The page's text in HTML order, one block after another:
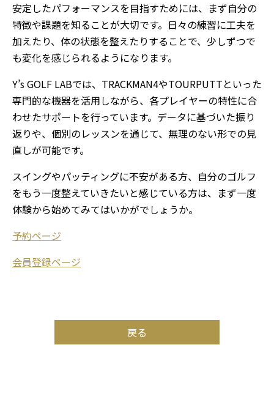
安定したパフォーマンスを目指すためには、まず自分の
特徴や課題を知ることが大切です。日々の練習に工夫を
加えたり、体の状態を整えたりすることで、少しずつで
も変化を感じられるようになります。
Y’s GOLF LABでは、TRACKMAN4やTOURPUTTといった
専門的な機器を活用しながら、各プレイヤーの特性に合
わせたサポートを行っています。データに基づいた振り
返りや、個別のレッスンを通じて、無理のない形での見
直しが可能です。
スイングやパッティングに不安がある方、自分のゴルフ
をもう一度整えていきたいと感じている方は、まず一度
体験から始めてみてはいかがでしょうか。
予約ページ
会員登録ページ
戻る